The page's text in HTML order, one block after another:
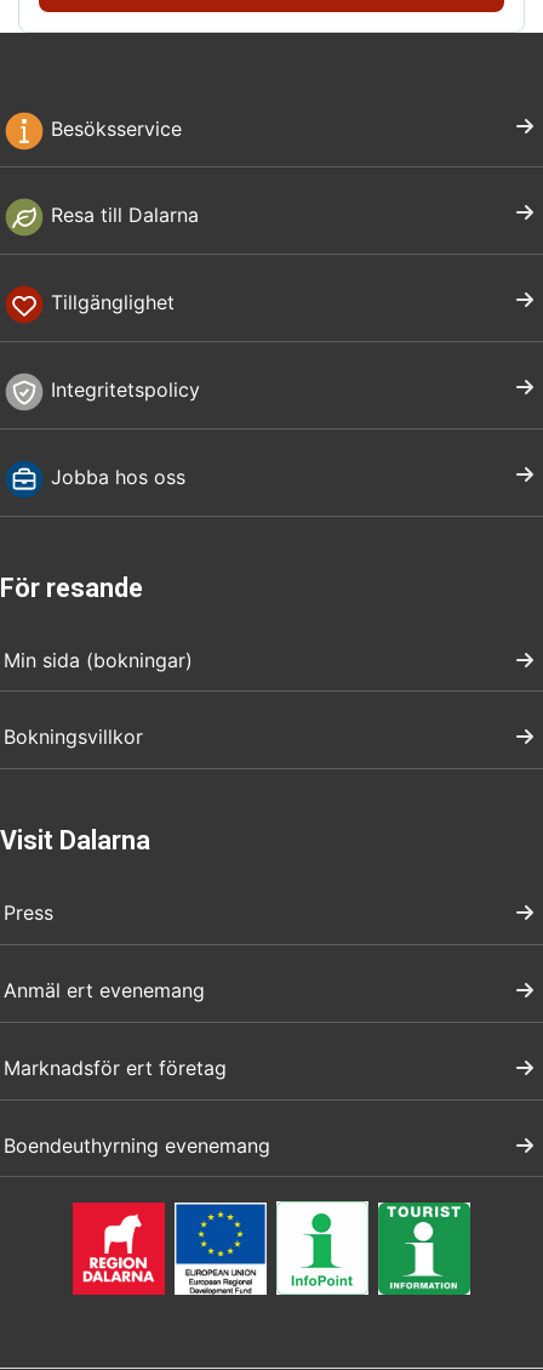
Besöksservice
Resa till Dalarna
Tillgänglighet
Integritetspolicy
Jobba hos oss
För resande
Min sida (bokningar)
Bokningsvillkor
Visit Dalarna
Press
Anmäl ert evenemang
Marknadsför ert företag
Boendeuthyrning evenemang